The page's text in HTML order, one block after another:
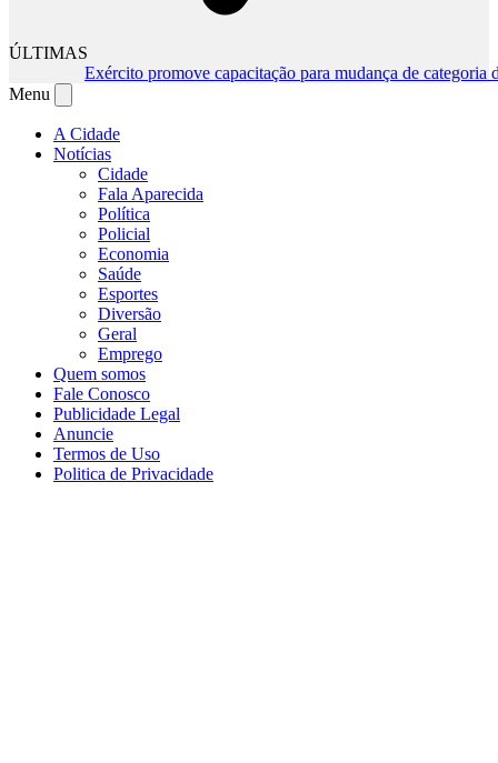
ÚLTIMAS
Exército promove capacitação para mudança de categoria da
Menu
A Cidade
Notícias
Cidade
Fala Aparecida
Política
Policial
Economia
Saúde
Esportes
Diversão
Geral
Emprego
Quem somos
Fale Conosco
Publicidade Legal
Anuncie
Termos de Uso
Politica de Privacidade